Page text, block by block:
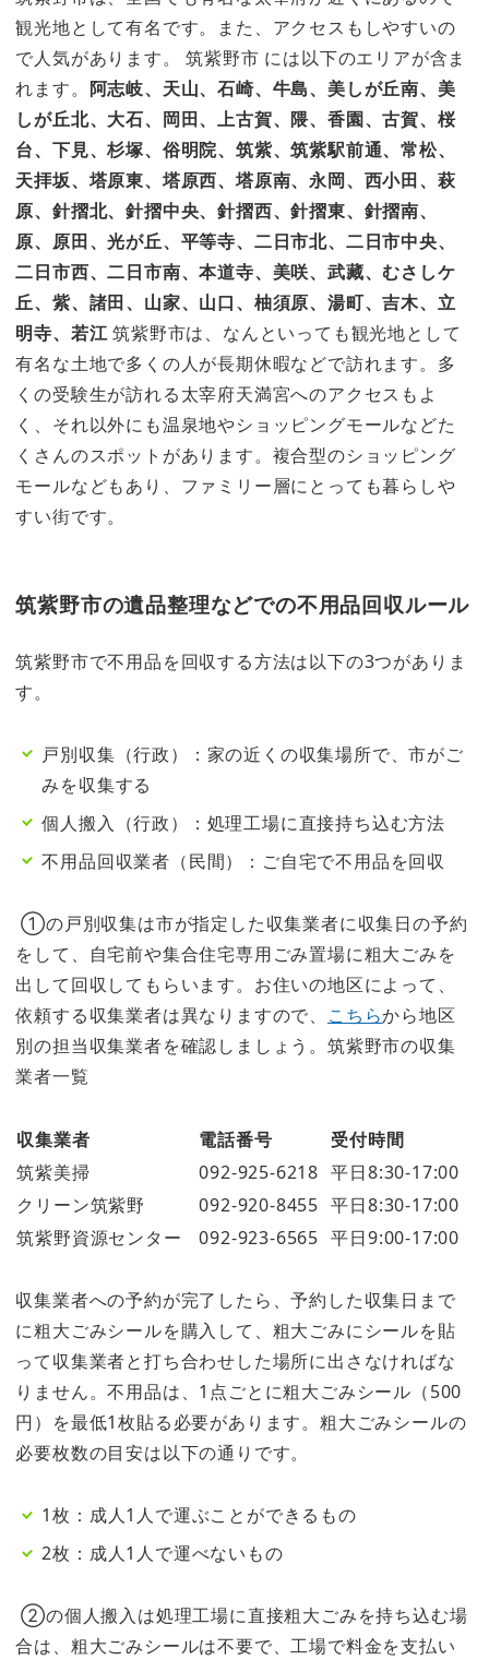
観光地として有名です。また、アクセスもしやすいの
で人気があります。 筑紫野市 には以下のエリアが含ま
れます。 阿志岐、天山、石崎、牛島、美しが丘南、美
しが丘北、大石、岡田、上古賀、隈、香園、古賀、桜
台、下見、杉塚、俗明院、筑紫、筑紫駅前通、常松、
天拝坂、塔原東、塔原西、塔原南、永岡、西小田、萩
原、針摺北、針摺中央、針摺西、針摺東、針摺南、
原、原田、光が丘、平等寺、二日市北、二日市中央、
二日市西、二日市南、本道寺、美咲、武藏、むさしケ
丘、紫、諸田、山家、山口、柚須原、湯町、吉木、立
明寺、若江筑紫野市は、なんといっても観光地として
有名な土地で多くの人が長期休暇などで訪れます。多
くの受験生が訪れる太宰府天満宮へのアクセスもよ
く、それ以外にも温泉地やショッピングモールなどた
くさんのスポットがあります。複合型のショッピング
モールなどもあり、ファミリー層にとっても暮らしや
すい街です。
筑紫野市の遺品整理などでの不用品回収ルール
筑紫野市で不用品を回収する方法は以下の3つがありま
す。
戸別収集（行政）：家の近くの収集場所で、市がご
みを収集する
個人搬入（行政）：処理工場に直接持ち込む方法
不用品回収業者（民間）：ご自宅で不用品を回収
①の戸別収集は市が指定した収集業者に収集日の予約
をして、自宅前や集合住宅専用ごみ置場に粗大ごみを
出して回収してもらいます。お住いの地区によって、
依頼する収集業者は異なりますので、 こちらから地区
別の担当収集業者を確認しましょう。筑紫野市の収集
業者一覧
収集業者 電話番号
受付時間
筑紫美掃
092-925-6218 平日8:30-17:00
クリーン筑紫野
092-920-8455 平日8:30-17:00
筑紫野資源センター
092-923-6565 平日9:00-17:00
収集業者への予約が完了したら、予約した収集日まで
に粗大ごみシールを購入して、粗大ごみにシールを貼
って収集業者と打ち合わせした場所に出さなければな
りません。不用品は、1点ごとに粗大ごみシール（500
円）を最低1枚貼る必要があります。粗大ごみシールの
必要枚数の目安は以下の通りです。
1枚：成人1人で運ぶことができるもの
2枚：成人1人で運べないもの
②の個人搬入は処理工場に直接粗大ごみを持ち込む場
合は、粗大ごみシールは不要で、工場で料金を支払い